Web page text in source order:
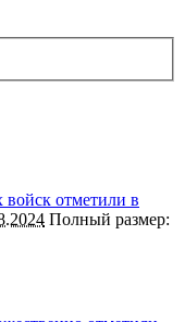
отметили в
Полный размер: